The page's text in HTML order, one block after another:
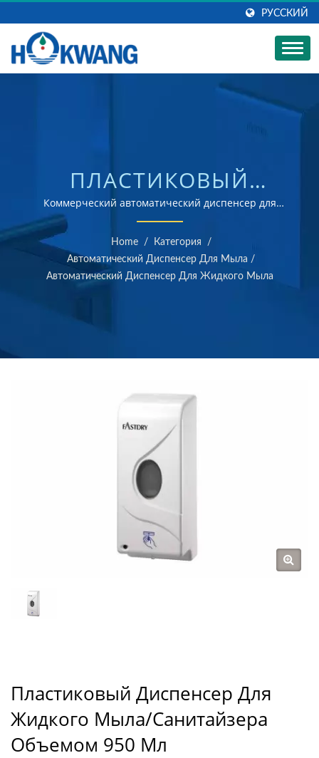
РУССКИЙ
ПЛАСТИКОВЫЙ
АВТОМАТИЧЕСКИЙ
ДИСПЕНСЕР ДЛЯ
ЖИДКОГО МЫЛА HK-
ПРОИЗВОДИТЕЛЬ
ВОДЯНЫХ КРАНОВ
| HOKWANG
Коммерческий автоматический диспенсер для
жидкого мыла, дезинфицирующего средства и
моющего средства | Производитель сушилок для рук
и диспенсеров для мыла с сертификатами ISO 9001 и
14001
Home / Категория
/
Автоматический Диспенсер Для Мыла /
Автоматический Диспенсер Для Жидкого Мыла
Пластиковый Диспенсер Для
Жидкого Мыла/санитайзера
Объемом 950 Мл